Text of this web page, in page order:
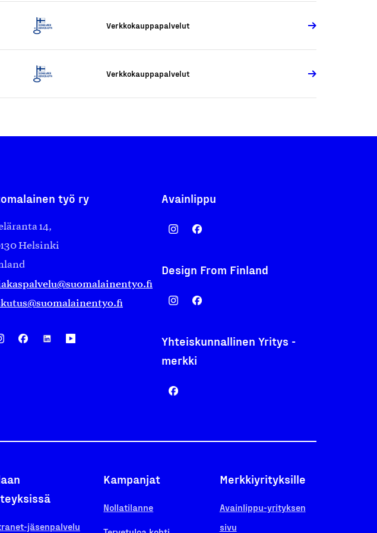
Verkkokauppapalvelut
Verkkokauppapalvelut
työ ry
14,
Helsinki
Avainlippu
Design From Finland
Yhteiskunnallinen Yritys -
merkki
jäsenpalvelu
Kampanjat
Nollatilanne
Merkkiyrityksille
Avainlippu-yrityksen
sivu